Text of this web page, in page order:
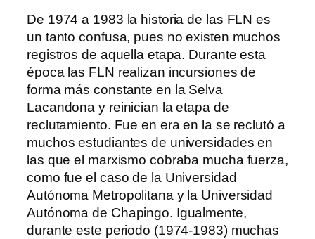
De 1974 a 1983 la historia de las FLN es
un tanto confusa, pues no existen muchos
registros de aquella etapa. Durante esta
época las FLN realizan incursiones de
forma más constante en la Selva
Lacandona y reinician la etapa de
reclutamiento. Fue en era en la se reclutó a
muchos estudiantes de universidades en
las que el marxismo cobraba mucha fuerza,
como fue el caso de la Universidad
Autónoma Metropolitana y la Universidad
Autónoma de Chapingo. Igualmente,
durante este periodo (1974-1983) muchas